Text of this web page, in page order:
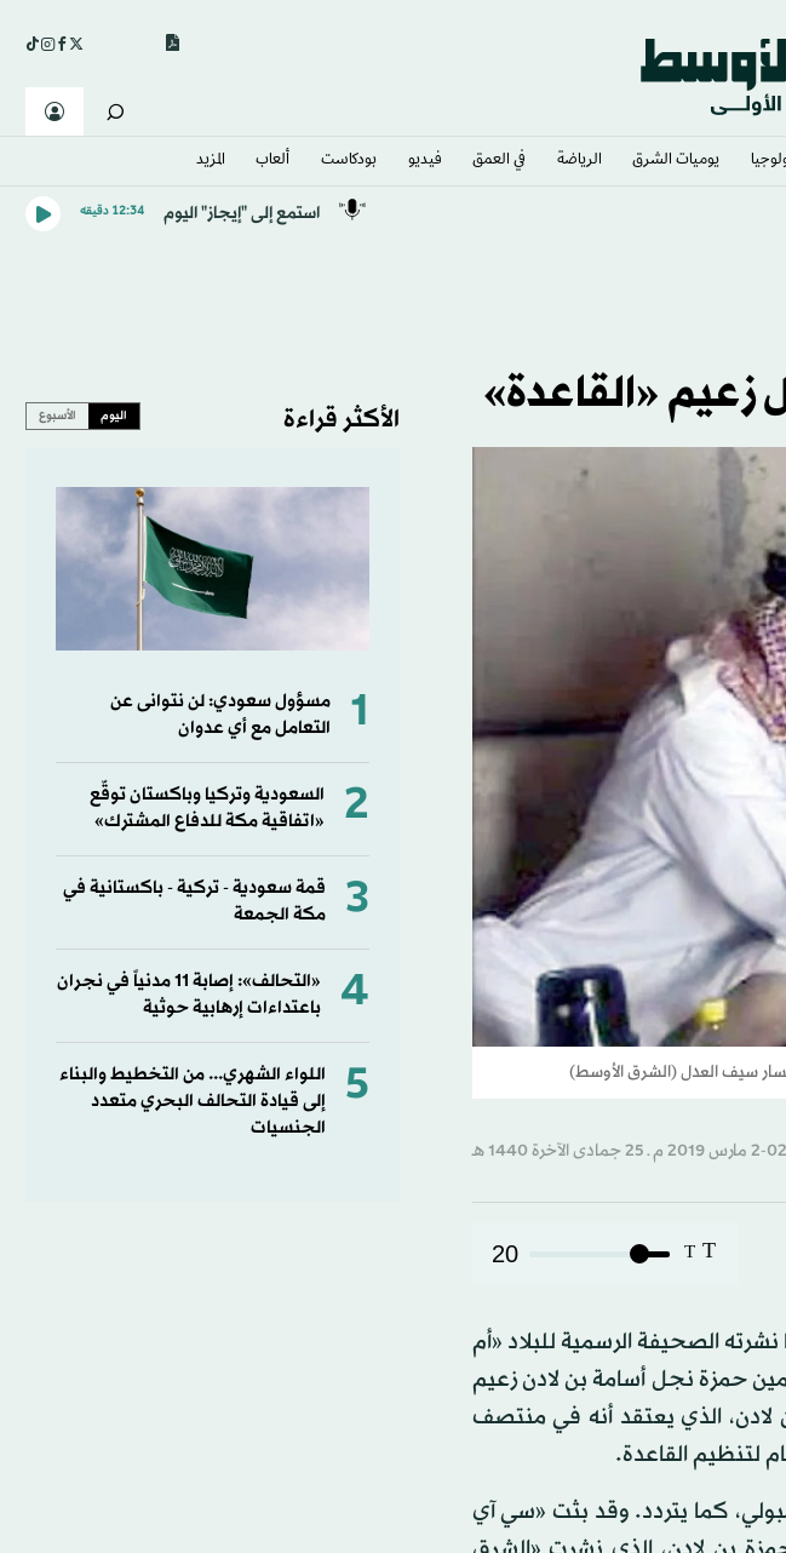
يوميات الشرق​ الرياضة في العمق فيديو بودكاست ألعاب المزيد
استمع إلى "إيجاز" اليوم 12:34 دقيقه
«القاعدة»
سيف العدل (الشرق الأوسط)
T
T
20
الصحيفة الرسمية للبلاد «أم
حمزة نجل أسامة بن لادن زعيم
لادن، الذي يعتقد أنه في منتصف
لتنظيم القاعدة.
كما يتردد. وقد بثت «سي آي
الأكثر قراءة اليوم الأسبوع
1
مسؤول سعودي: لن نتوانى عن
التعامل مع أي عدوان
2
السعودية وتركيا وباكستان توقّع
«اتفاقية مكة للدفاع المشترك»
3
قمة سعودية - تركية - باكستانية في
مكة الجمعة
4
«التحالف»: إصابة 11 مدنياً في نجران
باعتداءات إرهابية حوثية
5
اللواء الشهري... من التخطيط والبناء
إلى قيادة التحالف البحري متعدد
الجنسيات